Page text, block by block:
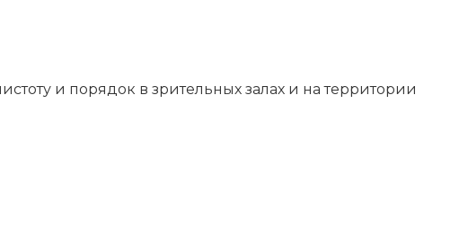
и порядок в зрительных залах и на территории